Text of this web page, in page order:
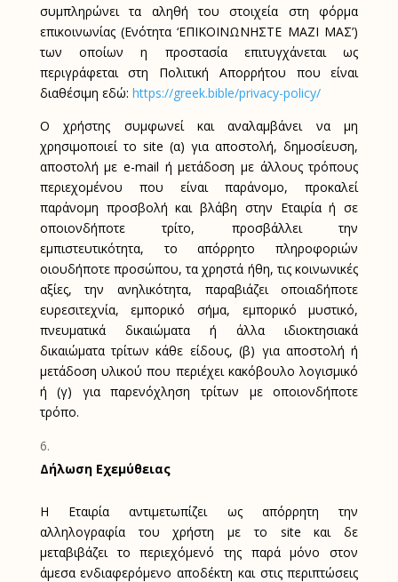
συμπληρώνει τα αληθή του στοιχεία στη φόρμα
επικοινωνίας (Ενότητα ‘ΕΠΙΚΟΙΝΩΝΗΣΤΕ ΜΑΖΙ ΜΑΣ’)
των οποίων η προστασία επιτυγχάνεται ως
περιγράφεται στη Πολιτική Απορρήτου που είναι
διαθέσιμη εδώ: https://greek.bible/privacy-policy/
Ο χρήστης συμφωνεί και αναλαμβάνει να μη
χρησιμοποιεί το site (α) για αποστολή, δημοσίευση,
αποστολή με e-mail ή μετάδοση με άλλους τρόπους
περιεχομένου που είναι παράνομο, προκαλεί
παράνομη προσβολή και βλάβη στην Εταιρία ή σε
οποιονδήποτε τρίτο, προσβάλλει την
εμπιστευτικότητα, το απόρρητο πληροφοριών
οιουδήποτε προσώπου, τα χρηστά ήθη, τις κοινωνικές
αξίες, την ανηλικότητα, παραβιάζει οποιαδήποτε
ευρεσιτεχνία, εμπορικό σήμα, εμπορικό μυστικό,
πνευματικά δικαιώματα ή άλλα ιδιοκτησιακά
δικαιώματα τρίτων κάθε είδους, (β) για αποστολή ή
μετάδοση υλικού που περιέχει κακόβουλο λογισμικό
ή (γ) για παρενόχληση τρίτων με οποιονδήποτε
τρόπο.
Δήλωση Εχεμύθειας
Η Εταιρία αντιμετωπίζει ως απόρρητη την
αλληλογραφία του χρήστη με το site και δε
μεταβιβάζει το περιεχόμενό της παρά μόνο στον
άμεσα ενδιαφερόμενο αποδέκτη και στις περιπτώσεις